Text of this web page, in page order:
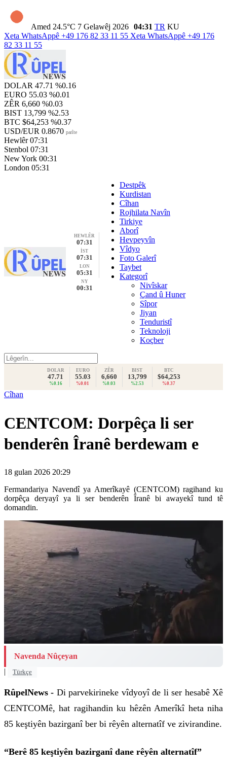
Amed 24.5°C 7 Gelawêj 2026 04:31 TR KU
Xeta WhatsAppê +49 176 82 33 11 55 Xeta WhatsAppê +49 176
82 33 11 55
DOLAR 47.71 %0.16
EURO 55.03 %0.01
ZÊR 6,660 %0.03
BIST 13,799 %2.53
BTC $64,253 %0.37
USD/EUR 0.8670 parîte
Hewlêr 07:31
Stenbol 07:31
New York 00:31
London 05:31
HEWLÊR
07:31
İST
07:31
LON
05:31
NY
00:31
Destpêk
Kurdistan
Cîhan
Rojhilata Navîn
Tirkiye
Aborî
Hevpeyvîn
Vîdyo
Foto Galerî
Taybet
Kategorî
Nivîskar
Çand û Huner
Sîpor
Jiyan
Tenduristî
Teknoloji
Koçber
DOLAR
47.71
%0.16
EURO
55.03
%0.01
ZÊR
6,660
%0.03
BIST
13,799
%2.53
BTC
$64,253
%0.37
Cîhan
CENTCOM: Dorpêça li ser
benderên Îranê berdewam e
18 gulan 2026 20:29
Fermandariya Navendî ya Amerîkayê (CENTCOM) ragihand ku
dorpêça deryayî ya li ser benderên Îranê bi awayekî tund tê
domandin.
Navenda Nûçeyan
|
Türkçe
RûpelNews - Di parvekirineke vîdyoyî de li ser hesabê Xê
CENTCOMê, hat ragihandin ku hêzên Amerîkî heta niha
85 keştiyên bazirganî ber bi rêyên alternatîf ve zivirandine.
“Berê 85 keştiyên bazirganî dane rêyên alternatîf”